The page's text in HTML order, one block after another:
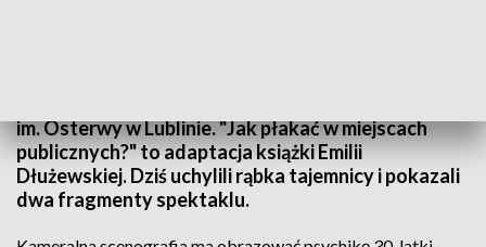
im. Osterwy w Lublinie. "Jak płakać w miejscach
publicznych?" to adaptacja książki Emilii
Dłużewskiej. Dziś uchylili rąbka tajemnicy i pokazali
dwa fragmenty spektaklu.